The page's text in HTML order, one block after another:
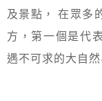
及景點， 在眾多
方，第一個是代
遇不可求的大自